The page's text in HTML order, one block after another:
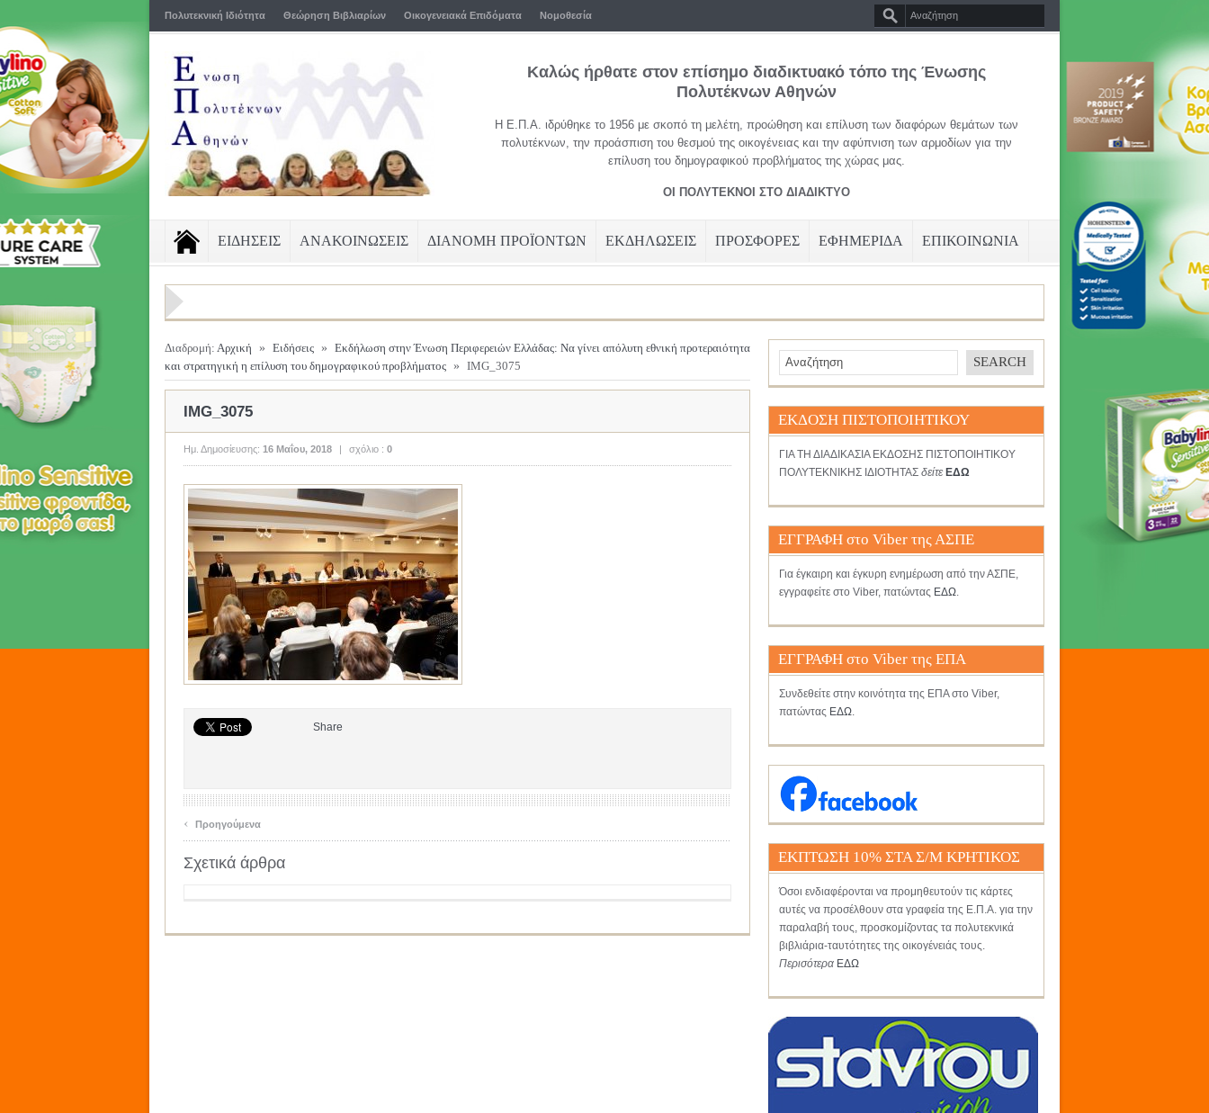
Πολυτεκνική Ιδιότητα Θεώρηση Βιβλιαρίων Οικογενειακά Επιδόματα Νομοθεσία
Καλώς ήρθατε στον επίσημο διαδικτυακό τόπο της Ένωσης
Πολυτέκνων Αθηνών
Η Ε.Π.Α. ιδρύθηκε το 1956 με σκοπό τη μελέτη, προώθηση και επίλυση των διαφόρων θεμάτων των
πολυτέκνων, την προάσπιση του θεσμού της οικογένειας και την αφύπνιση των αρμοδίων για την
επίλυση του δημογραφικού προβλήματος της χώρας μας.
ΟΙ ΠΟΛΥΤΕΚΝΟΙ ΣΤΟ ΔΙΑΔΙΚΤΥΟ
ΕΙΔΗΣΕΙΣ ΑΝΑΚΟΙΝΩΣΕΙΣ ΔΙΑΝΟΜΗ ΠΡΟΪΟΝΤΩΝ ΕΚΔΗΛΩΣΕΙΣ ΠΡΟΣΦΟΡΕΣ ΕΦΗΜΕΡΙΔΑ ΕΠΙΚΟΙΝΩΝΙΑ
Διαδρομή: Αρχική » Ειδήσεις » Εκδήλωση στην Ένωση Περιφερειών Ελλάδας: Να γίνει απόλυτη εθνική προτεραιότητα
και στρατηγική η επίλυση του δημογραφικού προβλήματος » IMG_3075
IMG_3075
Ημ. Δημοσίευσης: 16 Μαΐου, 2018 | σχόλιο : 0
Share
‹ Προηγούμενα
Σχετικά άρθρα
ΕΚΔΟΣΗ ΠΙΣΤΟΠΟΙΗΤΙΚΟΥ
ΓΙΑ ΤΗ ΔΙΑΔΙΚΑΣΙΑ ΕΚΔΟΣΗΣ ΠΙΣΤΟΠΟΙΗΤΙΚΟΥ
ΠΟΛΥΤΕΚΝΙΚΗΣ ΙΔΙΟΤΗΤΑΣ δείτε ΕΔΩ
ΕΓΓΡΑΦΗ στο Viber της ΑΣΠΕ
Για έγκαιρη και έγκυρη ενημέρωση από την ΑΣΠΕ,
εγγραφείτε στο Viber, πατώντας ΕΔΩ.
ΕΓΓΡΑΦΗ στο Viber της ΕΠΑ
Συνδεθείτε στην κοινότητα της ΕΠΑ στο Viber,
πατώντας ΕΔΩ.
ΕΚΠΤΩΣΗ 10% ΣΤΑ Σ/Μ ΚΡΗΤΙΚΟΣ
Όσοι ενδιαφέρονται να προμηθευτούν τις κάρτες
αυτές να προσέλθουν στα γραφεία της Ε.Π.Α. για την
παραλαβή τους, προσκομίζοντας τα πολυτεκνικά
βιβλιάρια-ταυτότητες της οικογένειάς τους.
Περισότερα ΕΔΩ